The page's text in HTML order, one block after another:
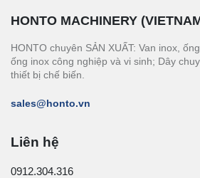
HONTO MACHINERY
HONTO chuyên SẢN XUẤT: Van inox,
ống inox công nghiệp và vi sinh; Dây
thiết bị chế biến.
sales@honto.vn
Liên hệ
0912.304.316